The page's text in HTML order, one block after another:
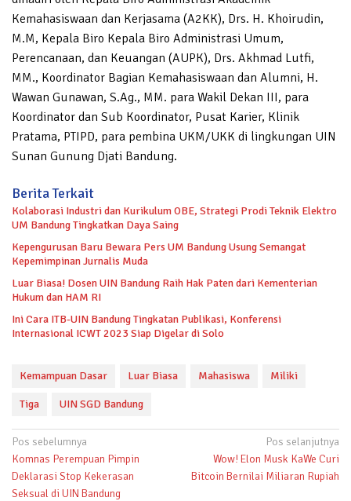
Kemahasiswaan dan Kerjasama (A2KK), Drs. H. Khoirudin,
M.M, Kepala Biro Kepala Biro Administrasi Umum,
Perencanaan, dan Keuangan (AUPK), Drs. Akhmad Lutfi,
MM., Koordinator Bagian Kemahasiswaan dan Alumni, H.
Wawan Gunawan, S.Ag., MM. para Wakil Dekan III, para
Koordinator dan Sub Koordinator, Pusat Karier, Klinik
Pratama, PTIPD, para pembina UKM/UKK di lingkungan UIN
Sunan Gunung Djati Bandung.
Berita Terkait
Kolaborasi Industri dan Kurikulum OBE, Strategi Prodi Teknik Elektro
UM Bandung Tingkatkan Daya Saing
Kepengurusan Baru Bewara Pers UM Bandung Usung Semangat
Kepemimpinan Jurnalis Muda
Luar Biasa! Dosen UIN Bandung Raih Hak Paten dari Kementerian
Hukum dan HAM RI
Ini Cara ITB-UIN Bandung Tingkatan Publikasi, Konferensi
Internasional ICWT 2023 Siap Digelar di Solo
Kemampuan Dasar Luar Biasa Mahasiswa Miliki
Tiga UIN SGD Bandung
Navigasi
pos
Pos sebelumnya
Komnas Perempuan Pimpin
Deklarasi Stop Kekerasan
Seksual di UIN Bandung
Pos selanjutnya
Wow! Elon Musk KaWe Curi
Bitcoin Bernilai Miliaran Rupiah